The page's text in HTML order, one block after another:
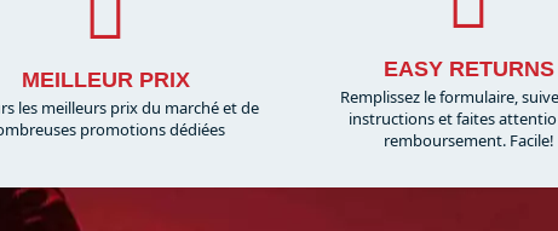
MEILLEUR PRIX
les meilleurs prix du marché et de
promotions dédiées
EASY RETURNS
Remplissez le formulaire,
instructions et faites
remboursement. Facile!